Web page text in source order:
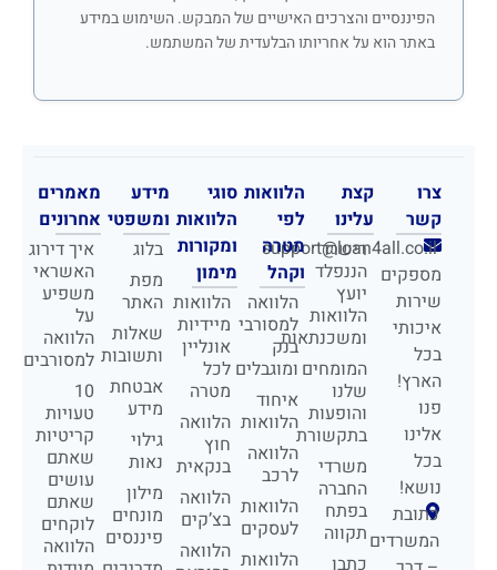
הפיננסיים והצרכים האישיים של המבקש. השימוש במידע
באתר הוא על אחריותו הבלעדית של המשתמש.
צרו
קשר
support@loan4all.co.il
מספקים
שירות
איכותי
בכל
הארץ!
פנו
אלינו
בכל
נושא!
כתובת
המשרדים
קצת
עלינו
רישרד
הננפלד
יועץ
הלוואות
ומשכנתאות
המומחים
שלנו
והופעות
בתקשורת
משרדי
החברה
בפתח
תקווה
כתבו
הלוואות
לפי
מטרה
וקהל
הלוואה
למסורבי
בנק
ומוגבלים
איחוד
הלוואות
הלוואה
לרכב
הלוואות
לעסקים
הלוואות
סוגי
הלוואות
ומקורות
מימון
הלוואות
מיידיות
אונליין
לכל
מטרה
הלוואה
חוץ
בנקאית
הלוואה
בצ’קים
הלוואה
מידע
ומשפטי
בלוג
מפת
האתר
שאלות
ותשובות
אבטחת
מידע
גילוי
נאות
מילון
מונחים
פיננסים
מאמרים
אחרונים
איך דירוג
האשראי
משפיע
על
הלוואה
למסורבים
10
טעויות
קריטיות
שאתם
עושים
שאתם
לוקחים
הלוואה